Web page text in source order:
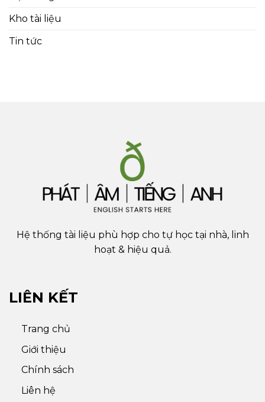
Kho tài liệu
Tin tức
Hệ thống tài liệu phù hợp cho tự học tại nhà, linh
hoạt & hiệu quả.
LIÊN KẾT
Trang chủ
Giới thiệu
Chính sách
Liên hệ